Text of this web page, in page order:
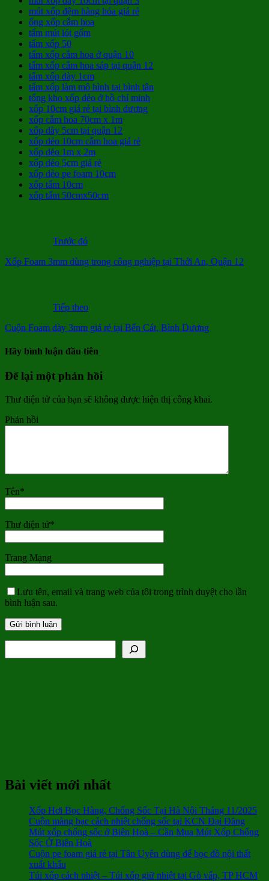
mút xốp đệm hàng hóa giá rẻ
ống xốp cắm hoa
tấm mút lót gốm
tấm xốp 50
tấm xốp cắm hoa ở quận 10
tấm xốp cắm hoa sáp tại quận 12
tấm xốp dày 1cm
tấm xốp làm mô hình tại bình tân
tổng kho xốp dẻo ở hồ chí minh
xốp 10cm giá rẻ tại bình dương
xốp cắm hoa 70cm x 1m
xốp dày 5cm tại quận 12
xốp dẻo 10cm cắm hoa giá rẻ
xốp dẻo 1m x 2m
xốp dẻo 5cm giá rẻ
xốp dẻo pe foam 10cm
xốp tấm 10cm
xốp tấm 50cmx50cm
Trước đó
Xốp Foam 3mm dùng trong công nghiệp tại Thới An, Quận 12
Tiếp theo
Cuộn Foam dày 3mm giá rẻ tại Bến Cát, Bình Dương
Hãy bình luận đầu tiên
Để lại một phản hồi
Thư điện tử của bạn sẽ không được hiện thị công khai.
Phản hồi
Tên*
Thư điện tử*
Trang Mạng
Lưu tên, email và trang web của tôi trong trình duyệt cho lần
bình luận sau.
Bài viết mới nhất
Xốp Hơi Bọc Hàng, Chống Sốc Tại Hà Nội Tháng 11/2025
Cuộn màng bạc cách nhiệt chống sốc tại KCN Đại Đăng
Mút xốp chống sốc ở Biên Hoà – Cần Mua Mút Xốp Chống
Sốc Ở Biên Hoà
Cuộn pe foam giá rẻ tại Tân Uyên dùng để bọc đồ nội thất
xuất khẩu
Túi xốp cách nhiệt – Túi xốp giữ nhiệt tại Gò vấp, TP HCM